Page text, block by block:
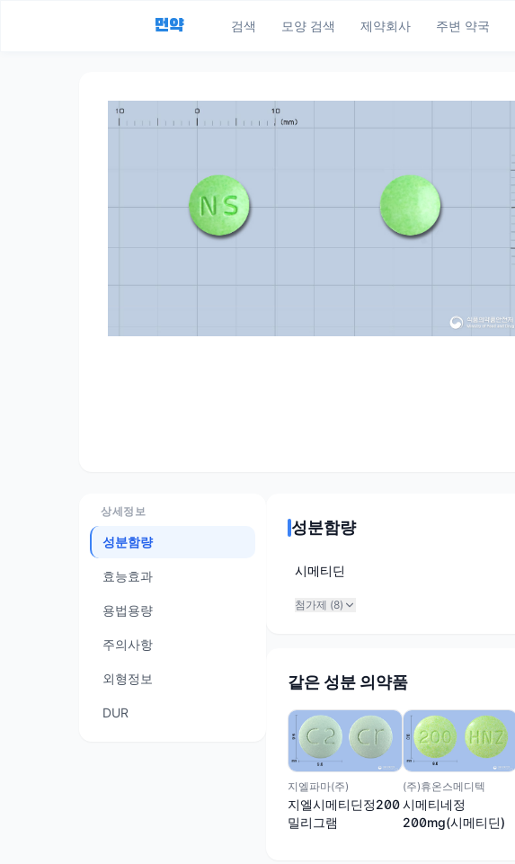
먼약 검색 모양 검색 제약회사 주변 약국
상세정보
성분함량
효능효과
용법용량
주의사항
외형정보
DUR
성분함량
시메티딘
첨가제 (8)
같은 성분 의약품
지엘파마(주)
지엘시메티딘정200
밀리그램
(주)휴온스메디텍
시메티네정
200mg(시메티딘)